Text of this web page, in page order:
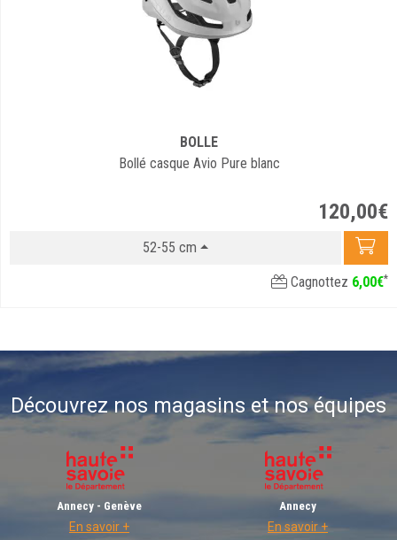
BOLLE
Bollé casque Avio Pure blanc
120,00€
52-55 cm
Cagnottez 6,00€*
Découvrez nos magasins et nos équipes
Annecy - Genève
En savoir +
Annecy
En savoir +